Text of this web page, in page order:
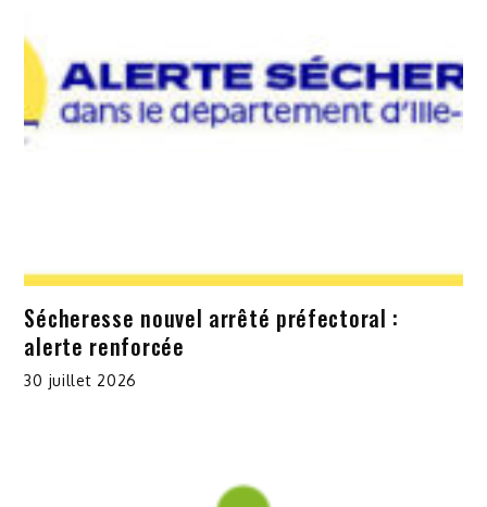
Sécheresse nouvel arrêté préfectoral :
alerte renforcée
30 juillet 2026